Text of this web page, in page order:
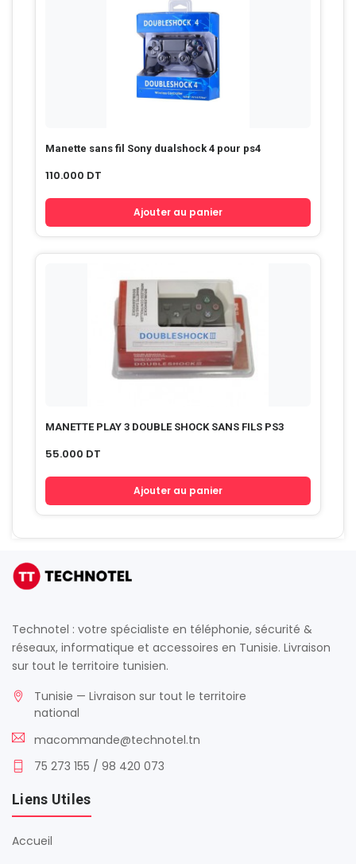
Manette sans fil Sony dualshock 4 pour ps4
110.000 DT
Ajouter au panier
MANETTE PLAY 3 DOUBLE SHOCK SANS FILS PS3
55.000 DT
Ajouter au panier
Technotel : votre spécialiste en téléphonie, sécurité &
réseaux, informatique et accessoires en Tunisie. Livraison
sur tout le territoire tunisien.
Tunisie — Livraison sur tout le territoire
national
macommande@technotel.tn
75 273 155 / 98 420 073
Liens Utiles
Accueil